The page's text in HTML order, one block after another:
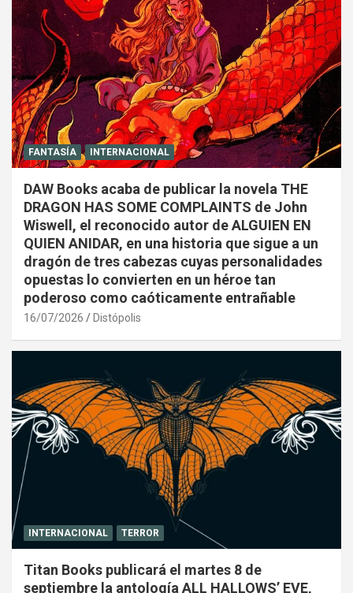
FANTASÍA INTERNACIONAL
DAW Books acaba de publicar la novela THE
DRAGON HAS SOME COMPLAINTS de John
Wiswell, el reconocido autor de ALGUIEN EN
QUIEN ANIDAR, en una historia que sigue a un
dragón de tres cabezas cuyas personalidades
opuestas lo convierten en un héroe tan
poderoso como caóticamente entrañable
16/07/2026 Distópolis
INTERNACIONAL TERROR
Titan Books publicará el martes 8 de
septiembre la antología ALL HALLOWS’ EVE,